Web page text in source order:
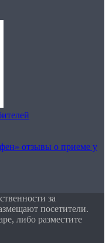
отзывы о приеме у
за
посетители.
либо разместите